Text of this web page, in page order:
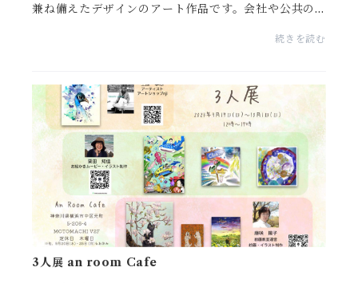
兼ね備えたデザインのアート作品です。会社や公共の
続きを読む
3人展 an room Cafe